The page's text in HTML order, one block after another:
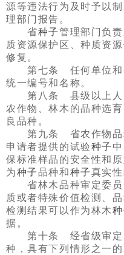
源等违法行为及时予以
理部门报告。
省种子管理部门负
质资源保护区、种质资
修复。
第七条 任何单位和个
统一编号和名称。
第八条 县级以上人
农作物、林木的品种选
良品种。
第九条 省农作物品种
申请者提供的试验种子
保标准样品的安全性和
为种子品种和种子真实
省林木品种审定委员
质或者特殊价值检测、
检测结果可以作为林木
据。
第十条 经省级审定的
种，具有下列情形之一